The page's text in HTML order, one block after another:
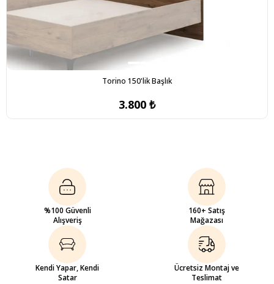
Torino 150'lik Başlık
3.800 ₺
%100 Güvenli
Alışveriş
160+ Satış
Mağazası
Kendi Yapar, Kendi
Satar
Ücretsiz Montaj ve
Teslimat